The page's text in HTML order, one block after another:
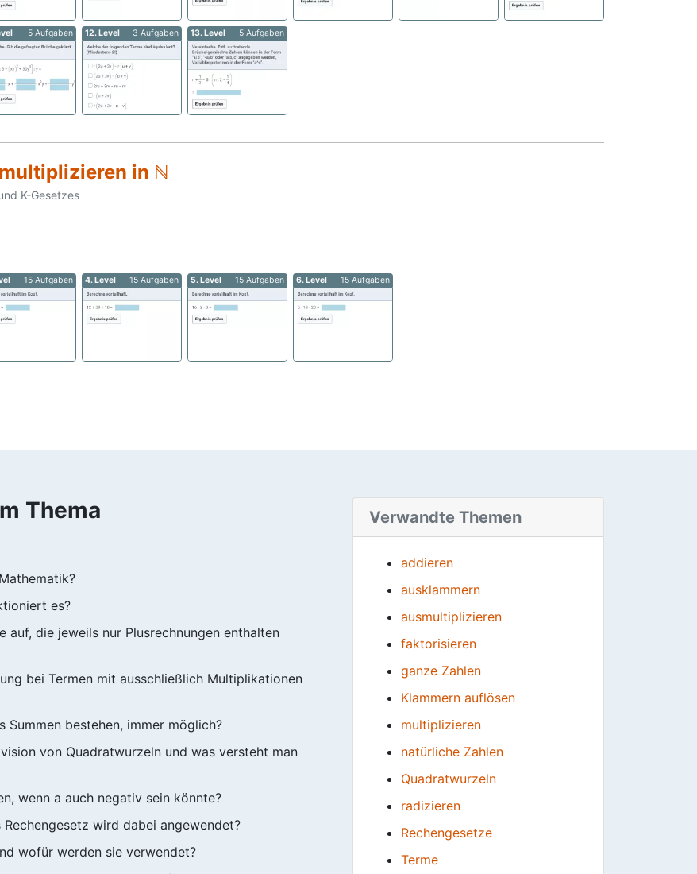
5 Aufgaben 12. Level 3 Aufgaben 13. Level 5 Aufgaben
in ℕ
K-Gesetzes
15 Aufgaben 4. Level 15 Aufgaben 5. Level 15 Aufgaben 6. Level 15 Aufgaben
Thema
es?
die jeweils nur Plusrechnungen enthalten
bei Termen mit ausschließlich Multiplikationen
Summen bestehen, immer möglich?
von Quadratwurzeln und was versteht man
wenn a auch negativ sein könnte?
wird dabei angewendet?
wofür werden sie verwendet?
Verwandte Themen
addieren
ausklammern
ausmultiplizieren
faktorisieren
ganze Zahlen
Klammern auflösen
multiplizieren
natürliche Zahlen
Quadratwurzeln
radizieren
Rechengesetze
Terme